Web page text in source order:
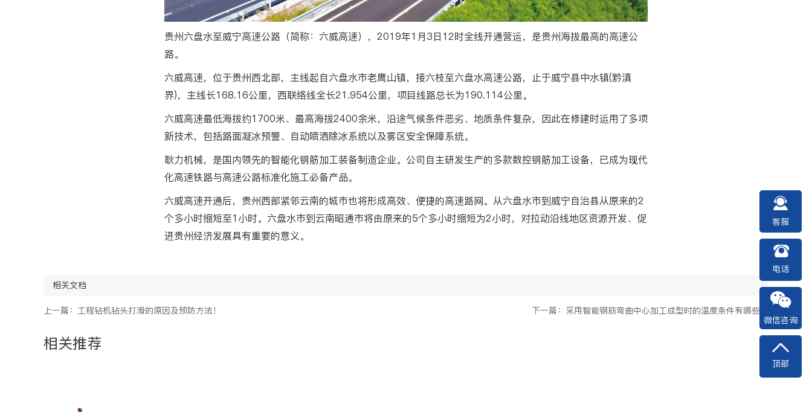
贵州六盘水至威宁高速公路（简称：六威高速），2019年1月3日12时全线开通营运，是贵州海拔最高的高速公
路。
六威高速，位于贵州西北部，主线起自六盘水市老鹰山镇，接六枝至六盘水高速公路，止于威宁县中水镇(黔滇
界)，主线长168.16公里，西联络线全长21.954公里，项目线路总长为190.114公里。
六威高速最低海拔约1700米、最高海拔2400余米，沿途气候条件恶劣、地质条件复杂，因此在修建时运用了多项
新技术，包括路面凝冰预警、自动喷洒除冰系统以及雾区安全保障系统。
耿力机械，是国内领先的智能化钢筋加工装备制造企业。公司自主研发生产的多款数控钢筋加工设备，已成为现代
化高速铁路与高速公路标准化施工必备产品。
六威高速开通后，贵州西部紧邻云南的城市也将形成高效、便捷的高速路网。从六盘水市到威宁自治县从原来的2
个多小时缩短至1小时。六盘水市到云南昭通市将由原来的5个多小时缩短为2小时，对拉动沿线地区资源开发、促
进贵州经济发展具有重要的意义。
相关文档
上一篇：工程钻机钻头打滑的原因及预防方法！ 下一篇：采用智能钢筋弯曲中心加工成型时的温度条件有哪些？
相关推荐
客服
电话
微信咨询
顶部